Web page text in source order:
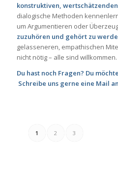
konstruktiven,
dialogische Methoden
um Argumentieren oder
zuzuhören und gehört zu
gelasseneren, empathischen
nicht nötig – alle sind willkommen.
Du hast noch Fragen? Du
Schreibe uns gerne eine Mail
1 2 3